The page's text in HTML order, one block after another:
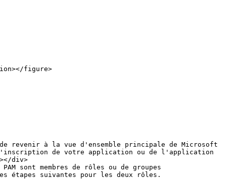
l'inscription de votre application ou de l'application
div>
sont membres de rôles ou de groupes
étapes suivantes pour les deux rôles.